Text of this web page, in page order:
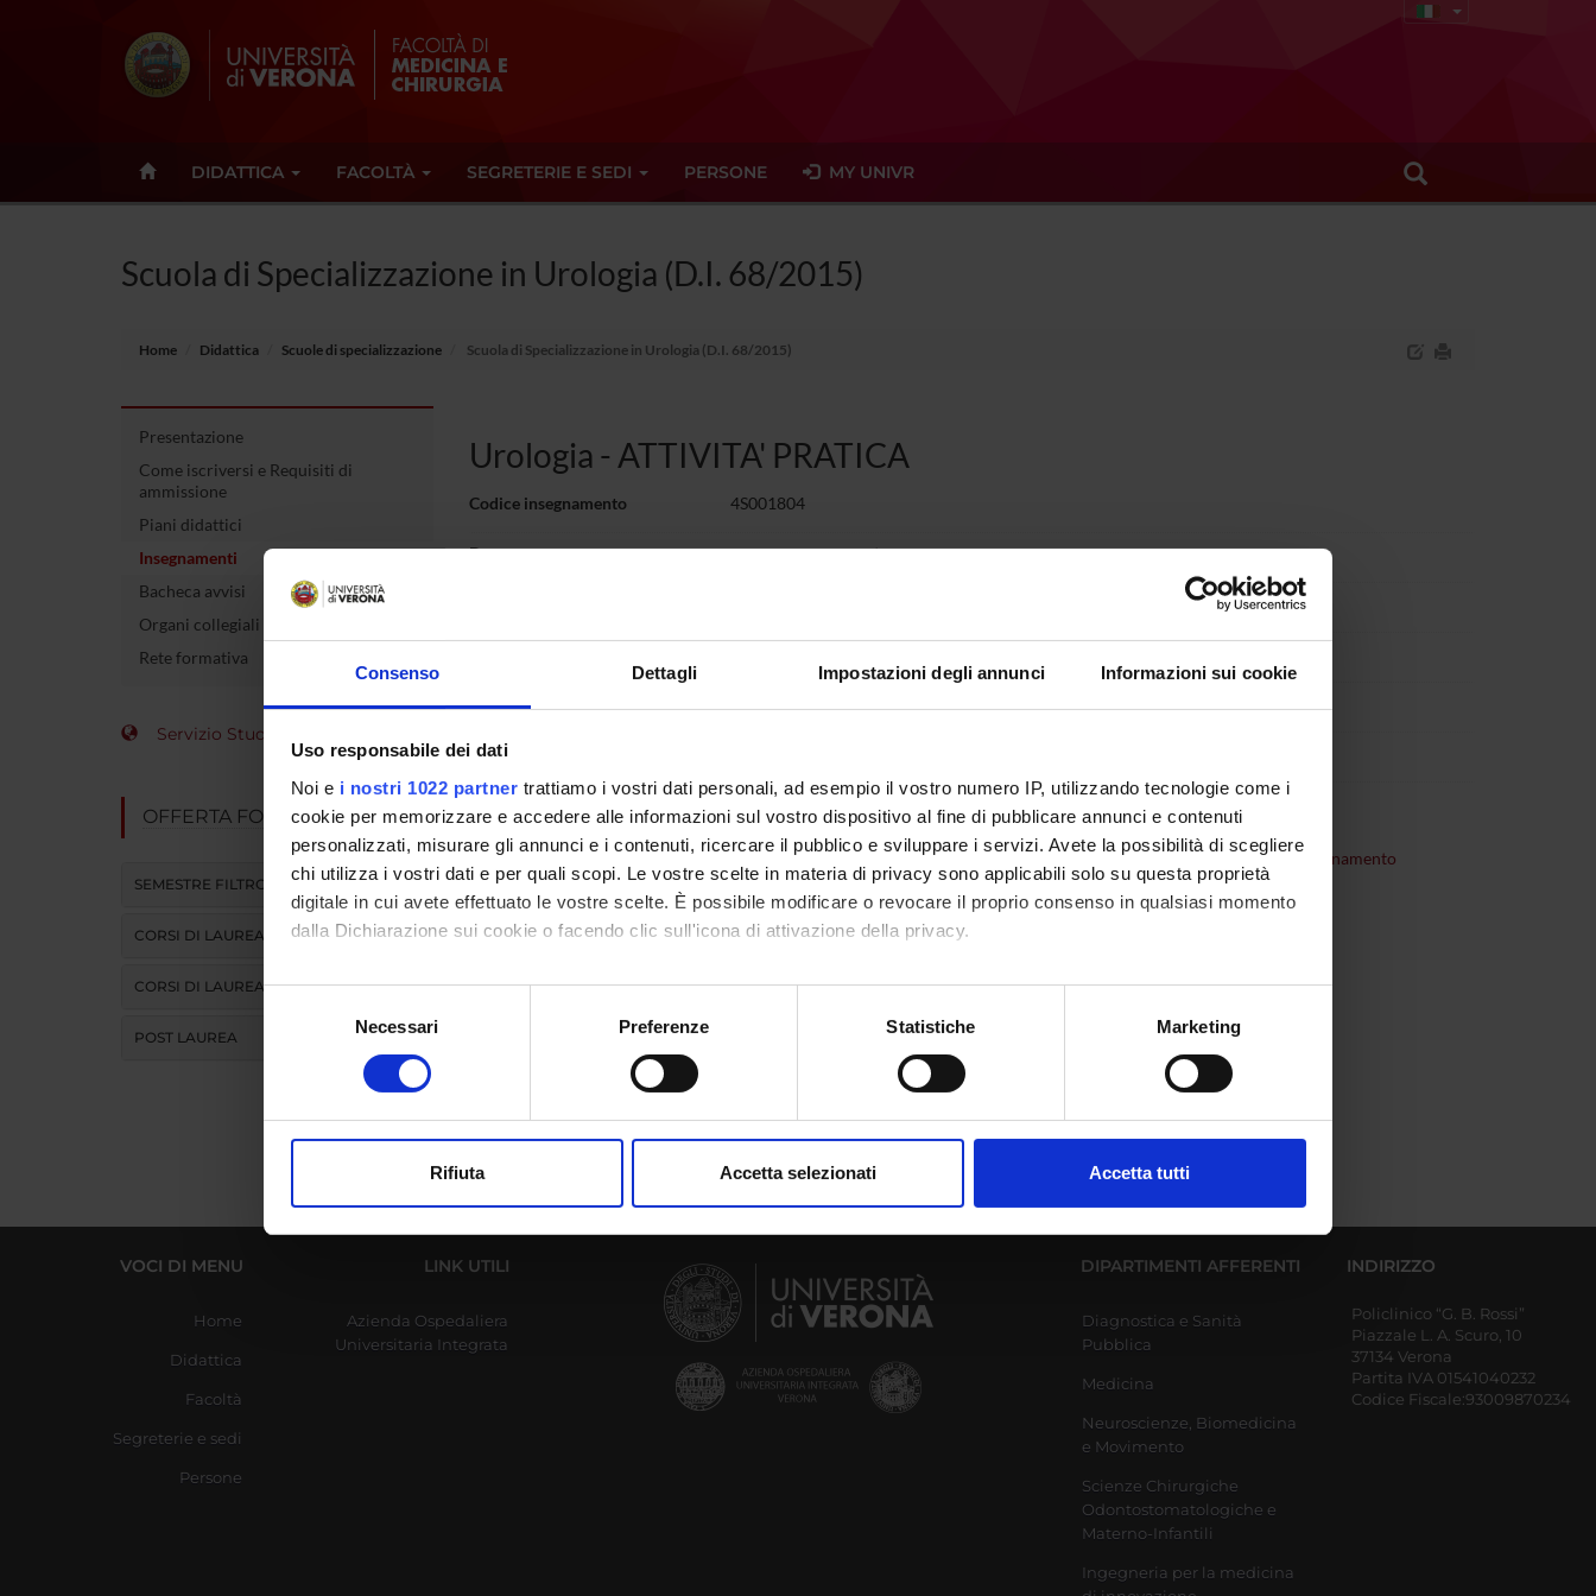
Consenso Dettagli Impostazioni degli annunci Informazioni sui cookie
Uso responsabile dei dati
Noi e i nostri 1022 partner trattiamo i vostri dati personali, ad esempio il vostro numero IP, utilizzando tecnologie come i
cookie per memorizzare e accedere alle informazioni sul vostro dispositivo al fine di pubblicare annunci e contenuti
personalizzati, misurare gli annunci e i contenuti, ricercare il pubblico e sviluppare i servizi. Avete la possibilità di scegliere
chi utilizza i vostri dati e per quali scopi. Le vostre scelte in materia di privacy sono applicabili solo su questa proprietà
digitale in cui avete effettuato le vostre scelte. È possibile modificare o revocare il proprio consenso in qualsiasi momento
dalla Dichiarazione sui cookie o facendo clic sull'icona di attivazione della privacy.
Con il tuo consenso, vorremmo anche:
raccogliere informazioni sulla tua posizione geografica, con un'approssimazione di qualche metro,
digitali).
modificare o ritirare il tuo consenso in qualsiasi momento dalla Dichiarazione sui cookie.
che hanno raccolto dal tuo utilizzo dei loro servizi.
Selezione
Necessari Preferenze Statistiche Marketing
Rifiuta Accetta selezionati Accetta tutti
DIDATTICA FACOLTÀ SEGRETERIE E SEDI PERSONE MY UNIVR
Scuola di Specializzazione in Urologia (D.I. 68/2015)
Home Didattica Scuole di specializzazione Scuola di Specializzazione in Urologia (D.I. 68/2015)
Presentazione
Come iscriversi e Requisiti di
ammissione
Piani didattici
Insegnamenti
Bacheca avvisi
Organi collegiali e di governo
Rete formativa
Servizio Studenti Internazionali
OFFERTA FORMATIVA
SEMESTRE FILTRO
CORSI DI LAUREA
CORSI DI LAUREA MAGISTRALE
POST LAUREA
Urologia - ATTIVITA' PRATICA
Codice insegnamento 4S001804
Docente non ancora assegnato
Lingua di erogazione
Sede
non ancora assegnato
Per visualizzare la struttura dell'insegnamento a cui questo modulo appartiene, consultare organizzazione dell'insegnamento
VOCI DI MENU
Home
Didattica
Facoltà
Segreterie e sedi
Persone
LINK UTILI
Azienda Ospedaliera
Universitaria Integrata
DIPARTIMENTI AFFERENTI
Diagnostica e Sanità
Pubblica
Medicina
Neuroscienze, Biomedicina
e Movimento
Scienze Chirurgiche
Odontostomatologiche e
Materno-Infantili
Ingegneria per la medicina
INDIRIZZO
Policlinico “G. B. Rossi”
Piazzale L. A. Scuro, 10
37134 Verona
Partita IVA 01541040232
Codice Fiscale:93009870234